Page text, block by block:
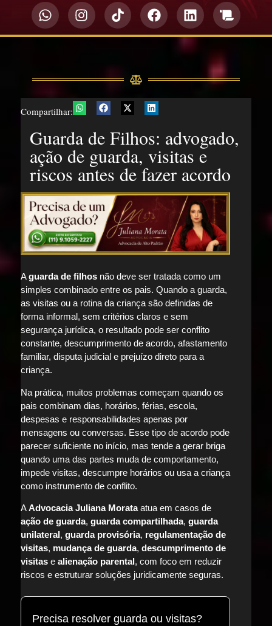
Compartilhar:
Guarda de Filhos: advogado,
ação de guarda, visitas e
riscos antes de fazer acordo
Aguarda de filhosnão deve ser tratada como um
simples combinado entre os pais. Quando a guarda,
as visitas ou a rotina da criança são definidas de
forma informal, sem critérios claros e sem
segurança jurídica, o resultado pode ser conflito
constante, descumprimento de acordo, afastamento
familiar, disputa judicial e prejuízo direto para a
criança.
Na prática, muitos problemas começam quando os
pais combinam dias, horários, férias, escola,
despesas e responsabilidades apenas por
mensagens ou conversas. Esse tipo de acordo pode
parecer suficiente no início, mas tende a gerar briga
quando uma das partes muda de comportamento,
impede visitas, descumpre horários ou usa a criança
como instrumento de conflito.
AAdvocacia Juliana Morataatua em casos de
ação de guarda, guarda compartilhada, guarda
unilateral, guarda provisória, regulamentação de
visitas, mudança de guarda, descumprimento de
visitase alienação parental, com foco em reduzir
riscos e estruturar soluções juridicamente seguras.
Precisa resolver guarda ou visitas?